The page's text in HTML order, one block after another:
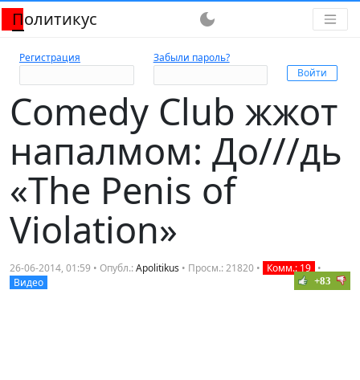
Политикус dark_mode
Регистрация Забыли пароль?
Comedy Club жжот
напалмом: До///дь
«The Penis of
Violation»
26-06-2014, 01:59 • Опубл.:Apolitikus • Просм.: 21820 • Комм.: 19 •
Видео
+83